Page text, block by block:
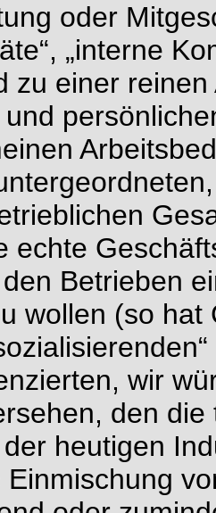
oder
„interne
zu einer
echte
Betrieben
wollen (so
wir
den
heutigen